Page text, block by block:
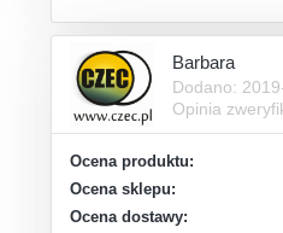
Barbara
Dodano:
Opinia
Ocena produktu:
Ocena sklepu:
Ocena dostawy: